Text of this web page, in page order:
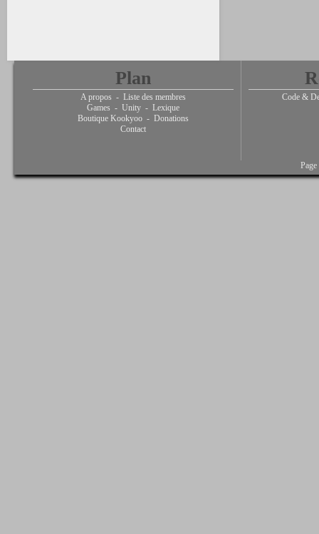
Plan
A propos - Liste des membres
Games - Unity - Lexique
Boutique Kookyoo - Donations
Contact
Code &